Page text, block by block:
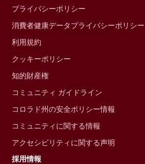
プライバシーポリシー
消費者健康データプライバシーポリシー
利用規約
クッキーポリシー
知的財産権
コミュニティ ガイドライン
コロラド州の安全ポリシー情報
コミュニティに関する情報
アクセシビリティに関する声明
採用情報